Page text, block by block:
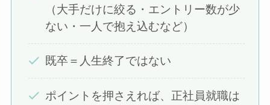
（大手だけに絞る・エントリー数が少
ない・一人で抱え込むなど）
既卒＝人生終了ではない
ポイントを押さえれば、正社員就職は